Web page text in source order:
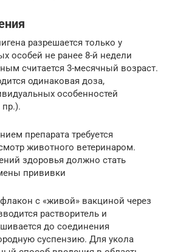
разрешается только у
особей не ранее 8-й недели
считается 3-месячный возраст.
одинаковая доза,
особенностей
препарата требуется
животного ветеринаром.
здоровья должно стать
прививки
с «живой» вакциной через
растворитель и
до соединения
суспензию. Для укола